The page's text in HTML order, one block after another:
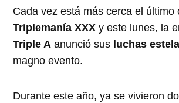
Cada vez está más cerca el último
Triplemanía XXX y este lunes, la
Triple A anunció sus luchas
magno evento.
Durante este año, ya se vivieron